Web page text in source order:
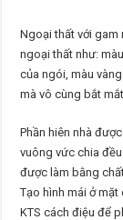
Ngoại thất với gam
ngoại thất như:
của ngói, màu
mà vô cùng bắt mắt.
Phần hiên nhà
vuông vức chia
được làm bằng
Tạo hình mái ở
KTS cách điệu để